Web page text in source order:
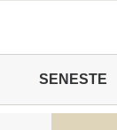
SENESTE